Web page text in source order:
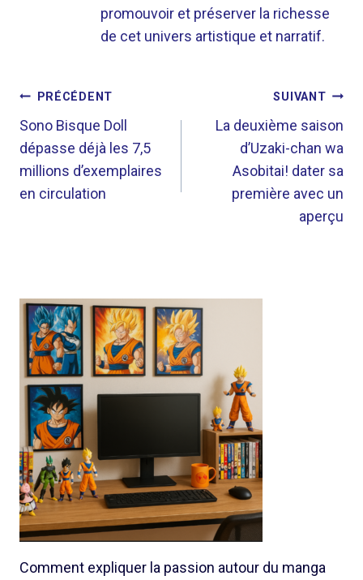
promouvoir et préserver la richesse
de cet univers artistique et narratif.
NAVIGATION
DE
L’ARTICLE
PRÉCÉDENT
Sono Bisque Doll
dépasse déjà les 7,5
millions d’exemplaires
en circulation
SUIVANT
La deuxième saison
d’Uzaki-chan wa
Asobitai! dater sa
première avec un
aperçu
Comment expliquer la passion autour du manga